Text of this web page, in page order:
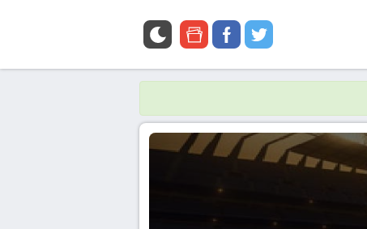
twitter
facebook
google